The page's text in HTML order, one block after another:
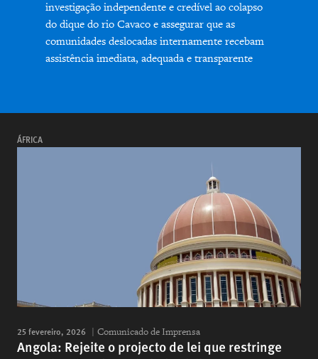
investigação independente e credível ao colapso
do dique do rio Cavaco e assegurar que as
comunidades deslocadas internamente recebam
assistência imediata, adequada e transparente
ÁFRICA
25 fevereiro, 2026 Comunicado de Imprensa
Angola: Rejeite o projecto de lei que restringe